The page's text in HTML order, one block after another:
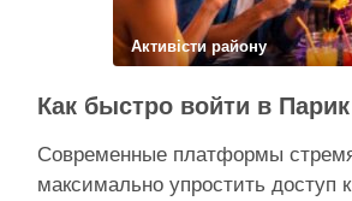
Поділитися у соцмережах:
Активісти району
Как быстро войти в
Современные платформы
максимально упростить доступ